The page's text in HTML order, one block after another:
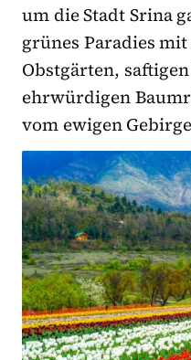
um die Stadt Srina
grünes Paradies
Obstgärten,
ehrwürdigen
vom ewigen